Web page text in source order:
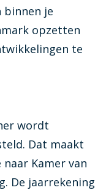
binnen je
opzetten
te
wordt
Dat maakt
Kamer van
De jaarrekening